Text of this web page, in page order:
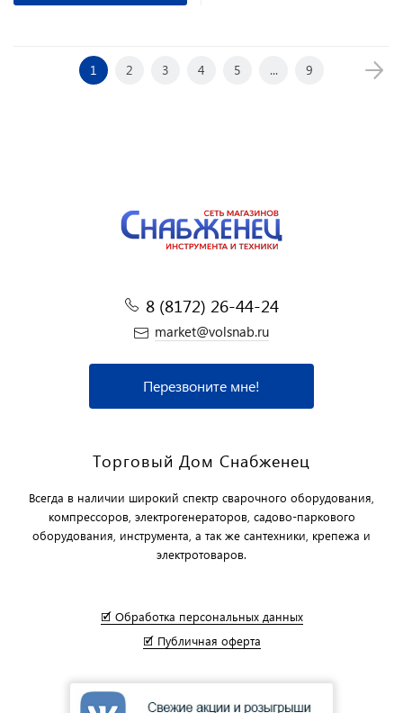
1 2 3 4 5 ... 9
8 (8172) 26-44-24
market@volsnab.ru
Перезвоните мне!
Торговый Дом Снабженец
Всегда в наличии широкий спектр сварочного оборудования,
компрессоров, электрогенераторов, садово-паркового
оборудования, инструмента, а так же сантехники, крепежа и
электротоваров.
🗹 Обработка персональных данных
🗹 Публичная оферта